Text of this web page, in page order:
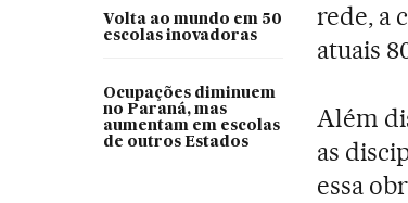
Volta ao mundo em 50
escolas inovadoras
Ocupações diminuem
no Paraná, mas
aumentam em escolas
de outros Estados
rede, a
atuais
Além
as
essa